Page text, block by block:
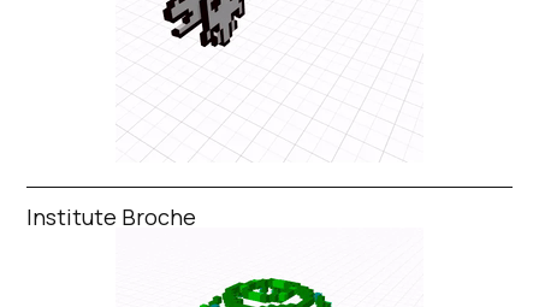
Institute Broche